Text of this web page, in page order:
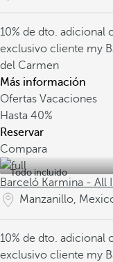
10% de dto.
exclusivo cliente my
del Carmen
Más información
Ofertas Vacaciones
Hasta 40%
Reservar
Compara
Todo incluido
Barceló Karmina - All
Manzanillo,
10% de dto.
exclusivo cliente my